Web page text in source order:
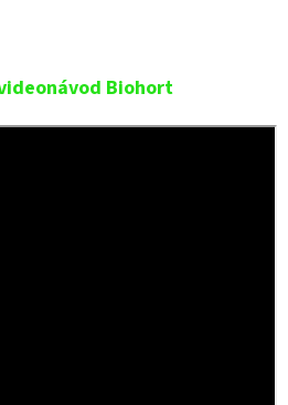
Biohort